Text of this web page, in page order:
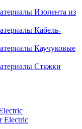
Изолента из
Кабель-
Каучуковые
Стяжки
Electric